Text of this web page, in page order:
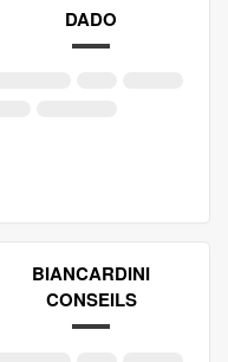
DADO
BIANCARDINI
CONSEILS